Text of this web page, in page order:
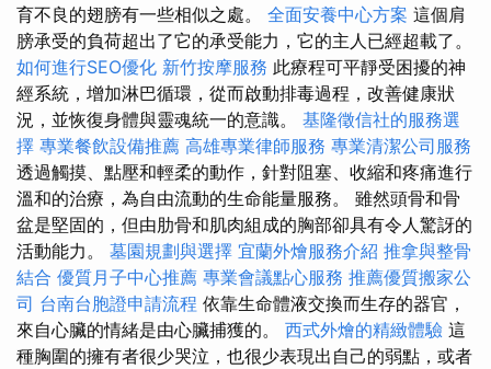
育不良的翅膀有一些相似之處。 全面安養中心方案 這個肩
膀承受的負荷超出了它的承受能力，它的主人已經超載了。
如何進行SEO優化 新竹按摩服務 此療程可平靜受困擾的神
經系統，增加淋巴循環，從而啟動排毒過程，改善健康狀
況，並恢復身體與靈魂統一的意識。 基隆徵信社的服務選
擇 專業餐飲設備推薦 高雄專業律師服務 專業清潔公司服務
透過觸摸、點壓和輕柔的動作，針對阻塞、收縮和疼痛進行
溫和的治療，為自由流動的生命能量服務。 雖然頭骨和骨
盆是堅固的，但由肋骨和肌肉組成的胸部卻具有令人驚訝的
活動能力。 墓園規劃與選擇 宜蘭外燴服務介紹 推拿與整骨
結合 優質月子中心推薦 專業會議點心服務 推薦優質搬家公
司 台南台胞證申請流程 依靠生命體液交換而生存的器官，
來自心臟的情緒是由心臟捕獲的。 西式外燴的精緻體驗 這
種胸圍的擁有者很少哭泣，也很少表現出自己的弱點，或者